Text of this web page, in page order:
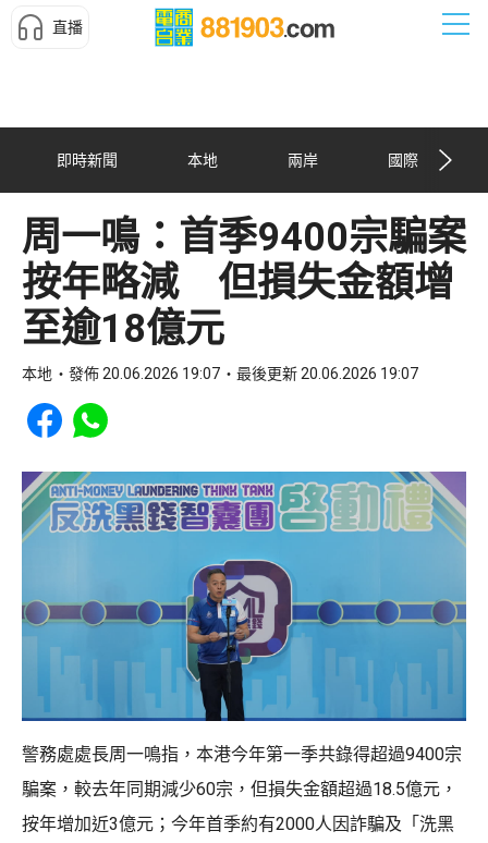
直播
即時新聞 本地 兩岸 國際
周一鳴：首季9400宗騙案
按年略減 但損失金額增
至逾18億元
本地 發佈 20.06.2026 19:07 最後更新 20.06.2026 19:07
Share to Facebook
Share to WhatsApp
警務處處長周一鳴指，本港今年第一季共錄得超過9400宗
騙案，較去年同期減少60宗，但損失金額超過18.5億元，
按年增加近3億元；今年首季約有2000人因詐騙及「洗黑